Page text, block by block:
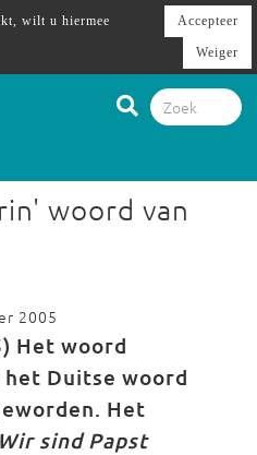
woord van
2005
Het woord
het Duitse woord
Het
Wir sind Papst
wilt u hiermee
Accepteer
Weiger